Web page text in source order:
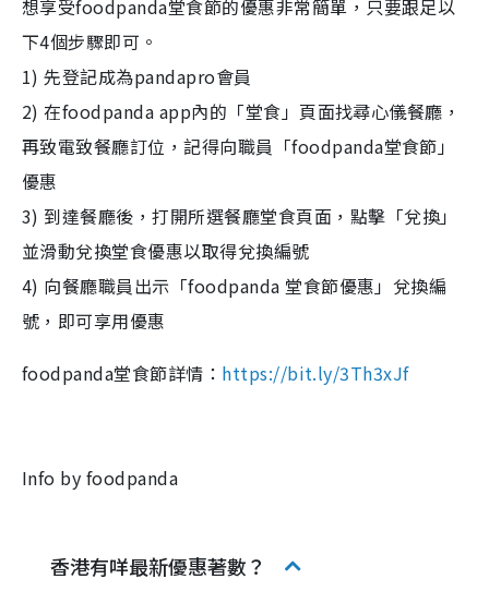
想享受foodpanda堂食節的優惠非常簡單，只要跟足以
下4個步驟即可。
1) 先登記成為pandapro會員
2) 在foodpanda app內的「堂食」頁面找尋心儀餐廳，
再致電致餐廳訂位，記得向職員「foodpanda堂食節」
優惠
3) 到達餐廳後，打開所選餐廳堂食頁面，點擊「兌換」
並滑動兌換堂食優惠以取得兌換編號
4) 向餐廳職員出示「foodpanda 堂食節優惠」兌換編
號，即可享用優惠
foodpanda堂食節詳情： https://bit.ly/3Th3xJf
Info by foodpanda
香港有咩最新優惠著數？